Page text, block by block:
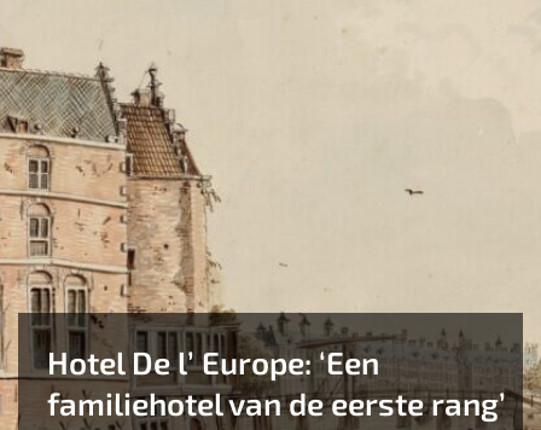
Hotel De l’ Europe: ‘Een
familiehotel van de eerste rang’